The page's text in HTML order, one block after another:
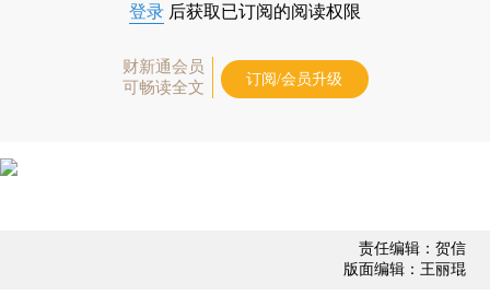
登录 后获取已订阅的阅读权限
财新通会员
可畅读全文
订阅/会员升级
责任编辑：贺信
版面编辑：王丽琨